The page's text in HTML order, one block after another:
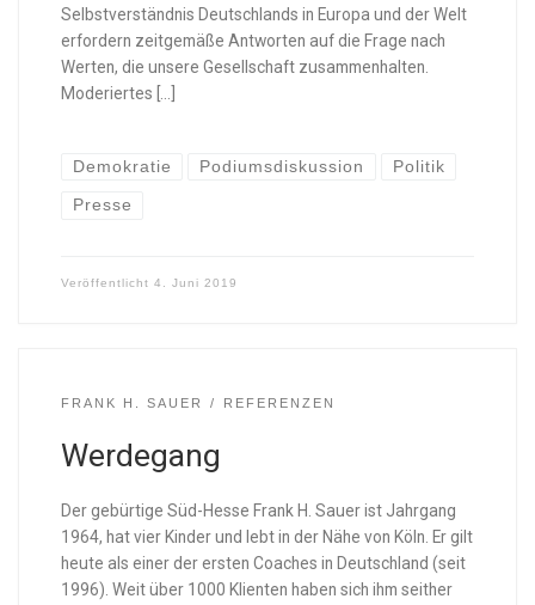
Selbstverständnis Deutschlands in Europa und der Welt
erfordern zeitgemäße Antworten auf die Frage nach
Werten, die unsere Gesellschaft zusammenhalten.
Moderiertes […]
Demokratie Podiumsdiskussion Politik
Presse
Veröffentlicht 4. Juni 2019
FRANK H. SAUER REFERENZEN
Werdegang
Der gebürtige Süd-Hesse Frank H. Sauer ist Jahrgang
1964, hat vier Kinder und lebt in der Nähe von Köln. Er gilt
heute als einer der ersten Coaches in Deutschland (seit
1996). Weit über 1000 Klienten haben sich ihm seither